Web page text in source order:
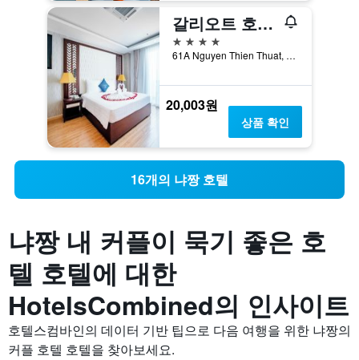
갈리오트 호텔 나짱
4성급
61A Nguyen Thien Thuat, 냐짱, 베트남
20,003원
상품 확인
16개의 냐짱 호텔
냐짱 내 커플이 묵기 좋은 호
텔 호텔에 대한
HotelsCombined의 인사이트
호텔스컴바인의 데이터 기반 팁으로 다음 여행을 위한 냐짱의
커플 호텔 호텔을 찾아보세요.